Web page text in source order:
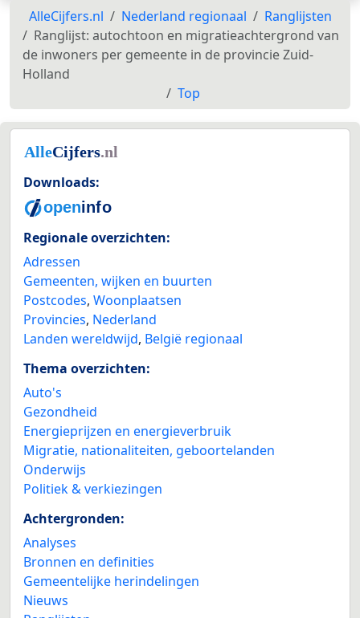
AlleCijfers.nl Nederland regionaal
Ranglijsten
Ranglijst: autochtoon en migratieachtergrond van
de inwoners per gemeente in de provincie Zuid-
Holland
Top
Downloads:
Regionale overzichten:
Adressen
Gemeenten, wijken en buurten
Postcodes, Woonplaatsen
Provincies, Nederland
Landen wereldwijd, België regionaal
Thema overzichten:
Auto's
Gezondheid
Energieprijzen en energieverbruik
Migratie, nationaliteiten, geboortelanden
Onderwijs
Politiek & verkiezingen
Achtergronden:
Analyses
Bronnen en definities
Gemeentelijke herindelingen
Nieuws